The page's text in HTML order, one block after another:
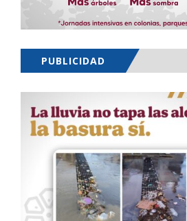
PUBLICIDAD